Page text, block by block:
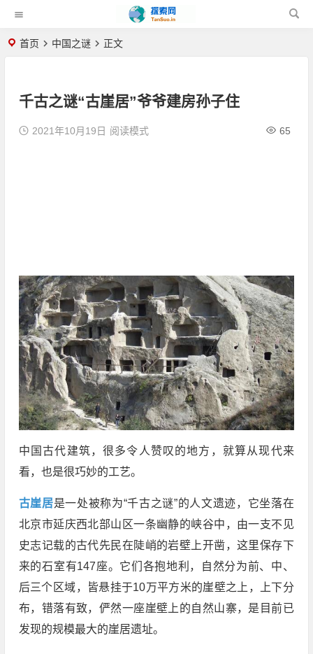
首页 中国之谜 正文
千古之谜“古崖居”爷爷建房孙子住
2021年10月19日 65
阅读模式
中国古代建筑，很多令人赞叹的地方，就算从现代来
看，也是很巧妙的工艺。
古崖居是一处被称为“千古之谜”的人文遗迹，它坐落在
北京市延庆西北部山区一条幽静的峡谷中，由一支不见
史志记载的古代先民在陡峭的岩壁上开凿，这里保存下
来的石室有147座。它们各抱地利，自然分为前、中、
后三个区域，皆悬挂于10万平方米的崖壁之上，上下分
布，错落有致，俨然一座崖壁上的自然山寨，是目前已
发现的规模最大的崖居遗址。